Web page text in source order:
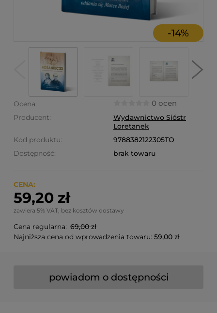
-14%
Ocena: 0 ocen
Producent:
Wydawnictwo Sióstr
Loretanek
Kod produktu:
9788382122305TO
Dostępność:
brak towaru
CENA:
59,20 zł
zawiera 5% VAT, bez kosztów dostawy
Cena regularna: 69,00 zł
Najniższa cena od wprowadzenia towaru: 59,00 zł
powiadom o dostępności